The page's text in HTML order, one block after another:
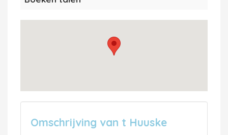
Omschrijving van t Huuske